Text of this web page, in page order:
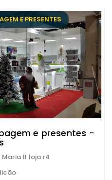
E PRESENTES
e presentes -
Maria II loja r4